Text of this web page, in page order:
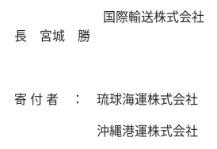
国際輸送株式会社
長 宮城 勝
寄 付 者 ： 琉球海運株式会
沖縄港運株式会社